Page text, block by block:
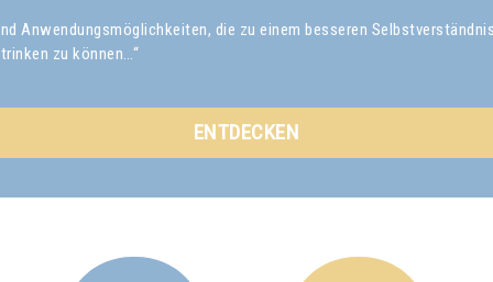
Anwendungsmöglichkeiten, die zu einem besseren
zu können…“
ENTDECKEN